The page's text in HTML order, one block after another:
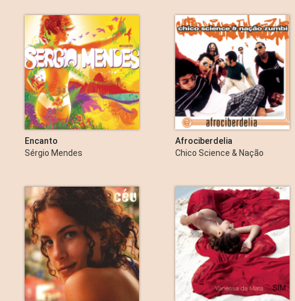
Encanto
Sérgio Mendes
Afrociberdelia
Chico Science & Nação